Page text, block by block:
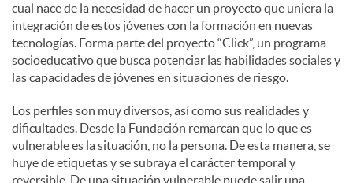
cual nace de la necesidad de hacer un proyecto que uniera la
integración de estos jóvenes con la formación en nuevas
tecnologías. Forma parte del proyecto “Click”, un programa
socioeducativo que busca potenciar las habilidades sociales y
las capacidades de jóvenes en situaciones de riesgo.
Los perfiles son muy diversos, así como sus realidades y
dificultades. Desde la Fundación remarcan que lo que es
vulnerable es la situación, no la persona. De esta manera, se
huye de etiquetas y se subraya el carácter temporal y
reversible. De una situación vulnerable puede salir una